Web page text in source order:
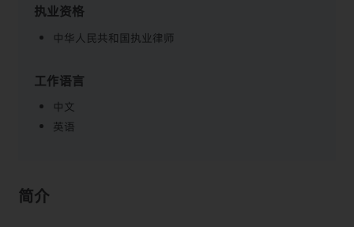
执业资格
中华人民共和国执业律师
工作语言
中文
英语
简介